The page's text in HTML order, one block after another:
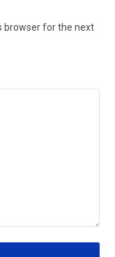
browser for the next